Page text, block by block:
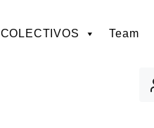
COLECTIVOS Team